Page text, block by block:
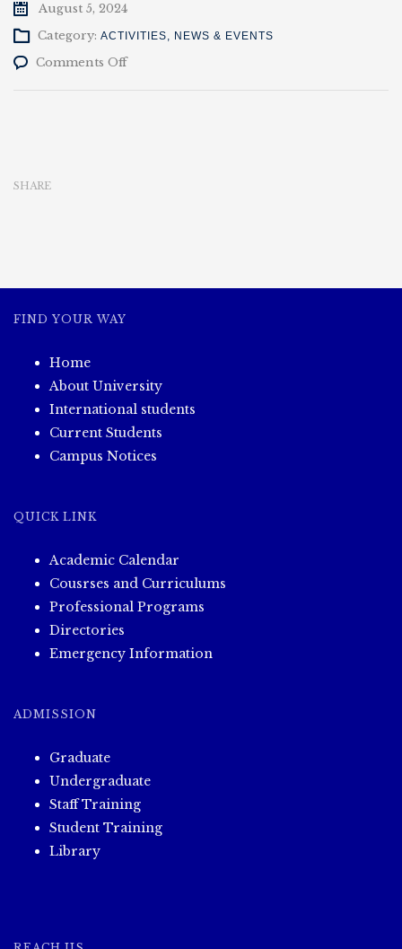
August 5, 2024
Category: ACTIVITIES, NEWS & EVENTS
Comments Offon
ပြုလုပ်
မှု
ဓါတ်
ပုံ
SHARE
FIND YOUR WAY
Home
About University
International students
Current Students
Campus Notices
QUICK LINK
Academic Calendar
Cousrses and Curriculums
Professional Programs
Directories
Emergency Information
ADMISSION
Graduate
Undergraduate
Staff Training
Student Training
Library